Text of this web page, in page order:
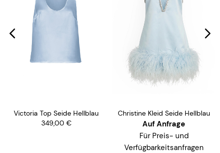
Victoria Top Seide Hellblau
349,00 €
Christine Kleid Seide Hellblau
Auf Anfrage
Für Preis- und
Verfügbarkeitsanfragen